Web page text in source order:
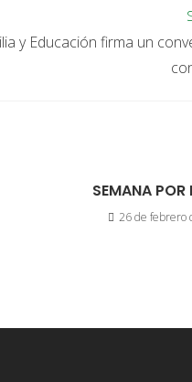
y Educación firma un
SEMANA POR
26 de febrero